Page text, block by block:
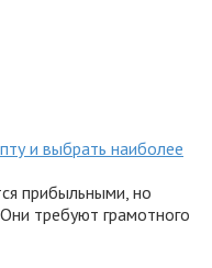
и выбрать наиболее
прибыльными, но
требуют грамотного